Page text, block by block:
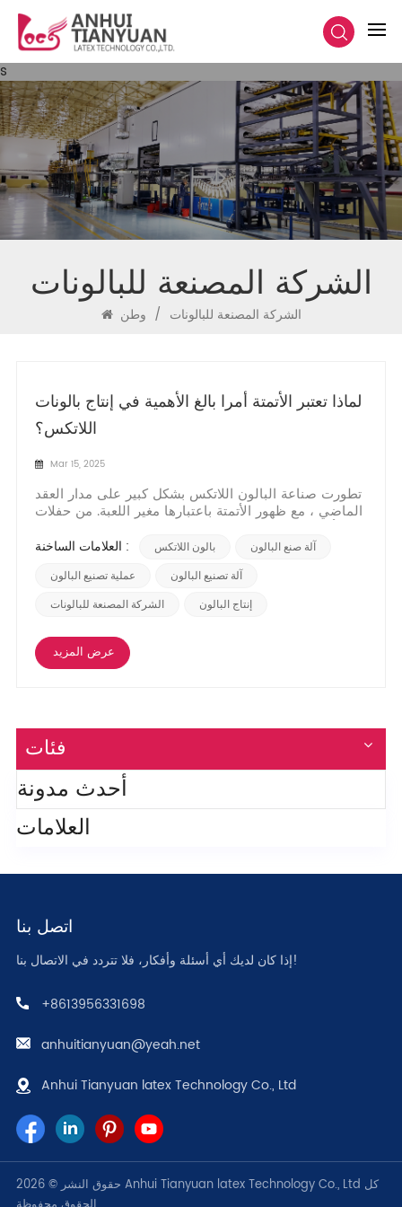
s
الشركة المصنعة للبالونات
وطن / الشركة المصنعة للبالونات
لماذا تعتبر الأتمتة أمرا بالغ الأهمية في إنتاج بالونات
اللاتكس؟
Mar 15, 2025
تطورت صناعة البالون اللاتكس بشكل كبير على مدار العقد
الماضي ، مع ظهور الأتمتة باعتبارها مغير اللعبة. من حفلات
عالميًا للاحتفال ، ولكن وراء ألوانها النابضة بالحياة تكمن
ليست مجرد كلمة طنان...
العلامات الساخنة : بالون اللاتكس آلة صنع البالون
عملية تصنيع البالون آلة تصنيع البالون
الشركة المصنعة للبالونات إنتاج البالون
عرض المزيد
فئات
أحدث مدونة
العلامات
اتصل بنا
إذا كان لديك أي أسئلة وأفكار، فلا تتردد في الاتصال بنا!
+8613956331698
anhuitianyuan@yeah.net
Anhui Tianyuan latex Technology Co., Ltd
حقوق النشر © 2026 Anhui Tianyuan latex Technology Co., Ltd كل